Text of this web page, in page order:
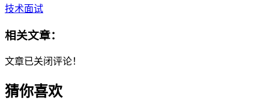
技术面试
相关文章：
文章已关闭评论！
猜你喜欢